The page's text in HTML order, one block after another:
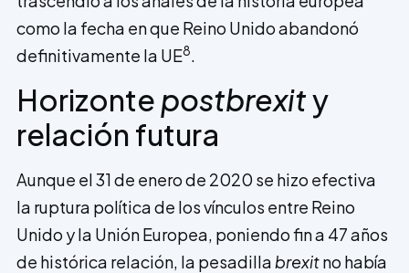
como la fecha en que Reino Unido abandonó
definitivamente la UE8
Horizonte postbrexity
relación futura
Aunque el 31 de enero de 2020 se hizo efectiva
la ruptura política de los vínculos entre Reino
Unido y la Unión Europea, poniendo fin a 47 años
de histórica relación, la pesadilla brexitno había